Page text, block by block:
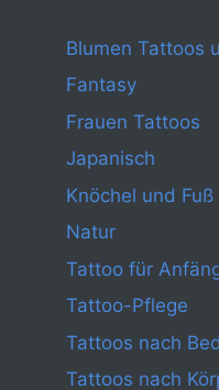
Blumen Tattoos
Fantasy
Frauen Tattoos
Japanisch
Knöchel und Fuß
Natur
Tattoo für
Tattoo-Pflege
Tattoos nach
Tattoos nach